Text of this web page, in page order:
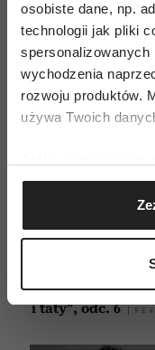
osobiste dane, np.
technologii jak pliki
wychodzenia
rozwoju produktów.
używa Twoich
Gromadzić
geograficznej z
(fingerprinting,
dane są
sekcji szczegółów.
ofiarą hejtu,
dowody i od
reagujemy”.
przemoc w
dokuczania |
„Dylematy
i taty”, odc. 6